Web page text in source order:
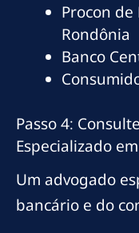
Procon de
Rondônia
Banco
Passo 4:
Especializado
Um advogado
bancário e do